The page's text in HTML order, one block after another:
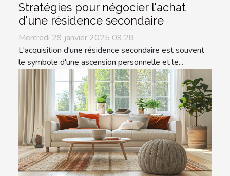
Stratégies pour négocier l'achat
d'une résidence secondaire
Mercredi 29 janvier 2025 09:28
L'acquisition d'une résidence secondaire est souvent
le symbole d'une ascension personnelle et le...